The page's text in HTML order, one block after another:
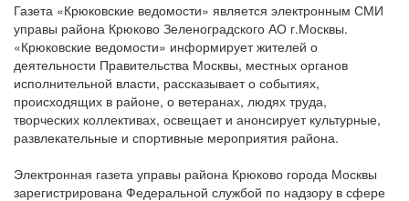
Газета «Крюковские ведомости» является электронным СМИ
управы района Крюково Зеленоградского АО г.Москвы.
«Крюковские ведомости» информирует жителей о
деятельности Правительства Москвы, местных органов
исполнительной власти, рассказывает о событиях,
происходящих в районе, о ветеранах, людях труда,
творческих коллективах, освещает и анонсирует культурные,
развлекательные и спортивные мероприятия района.
Электронная газета управы района Крюково города Москвы
зарегистрирована Федеральной службой по надзору в сфере